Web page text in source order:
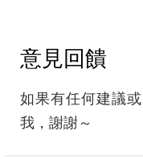
意見回饋
如果有任何建議
我，謝謝～